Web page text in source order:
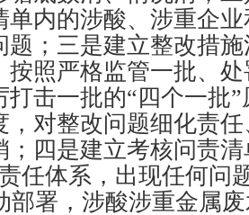
单内的涉酸、涉重企
题；三是建立整改措
按照严格监管一批、
打击一批的“四个一批
，对整改问题细化责
；四是建立考核问责
任体系，出现任何问
署，涉酸涉重金属